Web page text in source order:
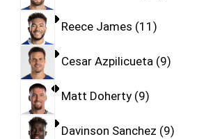
Reece James 11
Cesar Azpilicueta 9
Matt Doherty 9
Davinson Sanchez 9